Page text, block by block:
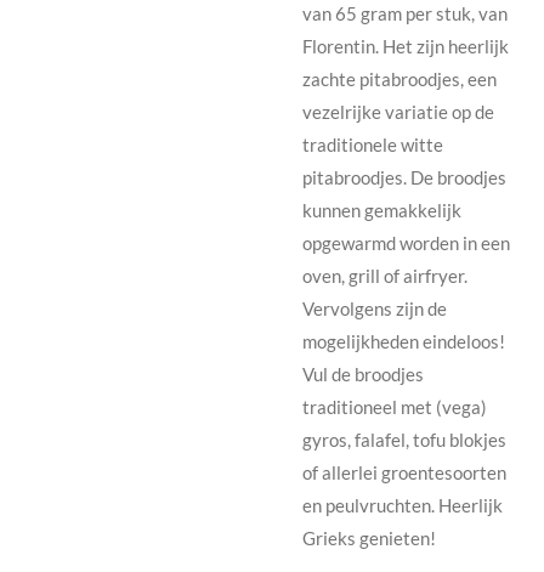
van 65 gram per stuk, van
Florentin. Het zijn heerlijk
zachte pitabroodjes, een
vezelrijke variatie op de
traditionele witte
pitabroodjes. De broodjes
kunnen gemakkelijk
opgewarmd worden in een
oven, grill of airfryer.
Vervolgens zijn de
mogelijkheden eindeloos!
Vul de broodjes
traditioneel met (vega)
gyros, falafel, tofu blokjes
of allerlei groentesoorten
en peulvruchten. Heerlijk
Grieks genieten!